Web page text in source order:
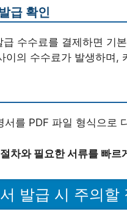
급 확인
급 수수료를 결제하면 기
이의 수수료가 발생하며,
서를 PDF 파일 형식으로
차와 필요한 서류를 빠르
발급 시 주의할